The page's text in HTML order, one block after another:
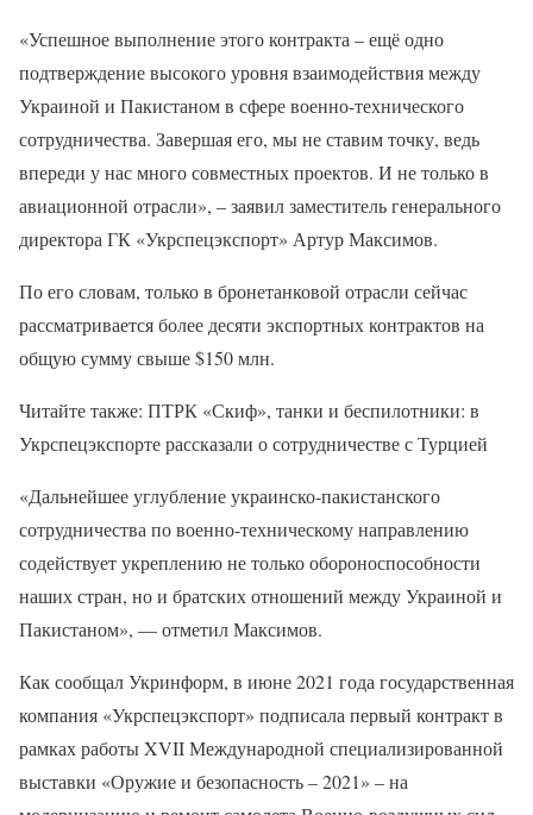
«Успешное выполнение этого контракта – ещё одно
подтверждение высокого уровня взаимодействия между
Украиной и Пакистаном в сфере военно-технического
сотрудничества. Завершая его, мы не ставим точку, ведь
впереди у нас много совместных проектов. И не только в
авиационной отрасли», – заявил заместитель генерального
директора ГК «Укрспецэкспорт» Артур Максимов.
По его словам, только в бронетанковой отрасли сейчас
рассматривается более десяти экспортных контрактов на
общую сумму свыше $150 млн.
Читайте также: ПТРК «Скиф», танки и беспилотники: в
Укрспецэкспорте рассказали о сотрудничестве с Турцией
«Дальнейшее углубление украинско-пакистанского
сотрудничества по военно-техническому направлению
содействует укреплению не только обороноспособности
наших стран, но и братских отношений между Украиной и
Пакистаном», — отметил Максимов.
Как сообщал Укринформ, в июне 2021 года государственная
компания «Укрспецэкспорт» подписала первый контракт в
рамках работы XVII Международной специализированной
выставки «Оружие и безопасность – 2021» – на